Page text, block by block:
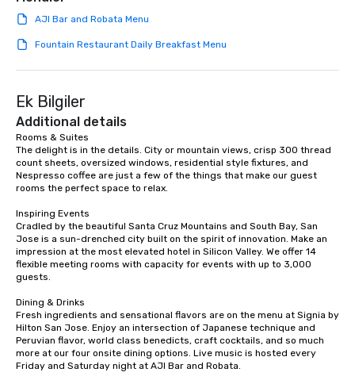
Dining When meeting planners book a
corporate group event through Lip
group is assured a top-notch dining
signature dishes at each restaurant.
Our affordable tours are priced per
person with tax and gratuities
included. The only thing not included
are drinks. However, a beverage
package upgrade is available, which
at various stops. Build Your Network
Our exclusive experiences provide the
ultimate networking opportunities. At
a typical sit-down dinner, you’re lucky
right of you. Because our tours take
place at multiple restaurants, with
walking in between, there are
countless opportunities to interact
with different people when you sit
AJI Bar and Robata Menu
Fountain Restaurant Daily Breakfast Menu
Ek Bilgiler
Additional details
Rooms & Suites
The delight is in the details. City or mountain views, crisp 300 thread
count sheets, oversized windows, residential style fixtures, and
Nespresso coffee are just a few of the things that make our guest
rooms the perfect space to relax.
Inspiring Events
Cradled by the beautiful Santa Cruz Mountains and South Bay, San
Jose is a sun-drenched city built on the spirit of innovation. Make an
impression at the most elevated hotel in Silicon Valley. We offer 14
flexible meeting rooms with capacity for events with up to 3,000
guests.
Dining & Drinks
Fresh ingredients and sensational flavors are on the menu at Signia by
Hilton San Jose. Enjoy an intersection of Japanese technique and
Peruvian flavor, world class benedicts, craft cocktails, and so much
more at our four onsite dining options. Live music is hosted every
Friday and Saturday night at AJI Bar and Robata.